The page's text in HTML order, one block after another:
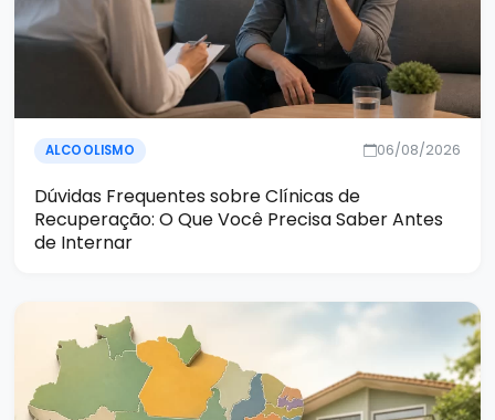
ALCOOLISMO 06/08/2026
Dúvidas Frequentes sobre Clínicas de
Recuperação: O Que Você Precisa Saber Antes
de Internar